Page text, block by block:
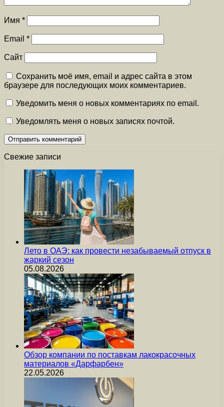
Имя *
Email *
Сайт
Сохранить моё имя, email и адрес сайта в этом
браузере для последующих моих комментариев.
Уведомить меня о новых комментариях по email.
Уведомлять меня о новых записях почтой.
Свежие записи
Лето в ОАЭ: как провести незабываемый отпуск в
жаркий сезон
05.08.2026
Обзор компании по поставкам лакокрасочных
материалов «Дарфарбен»
22.05.2026